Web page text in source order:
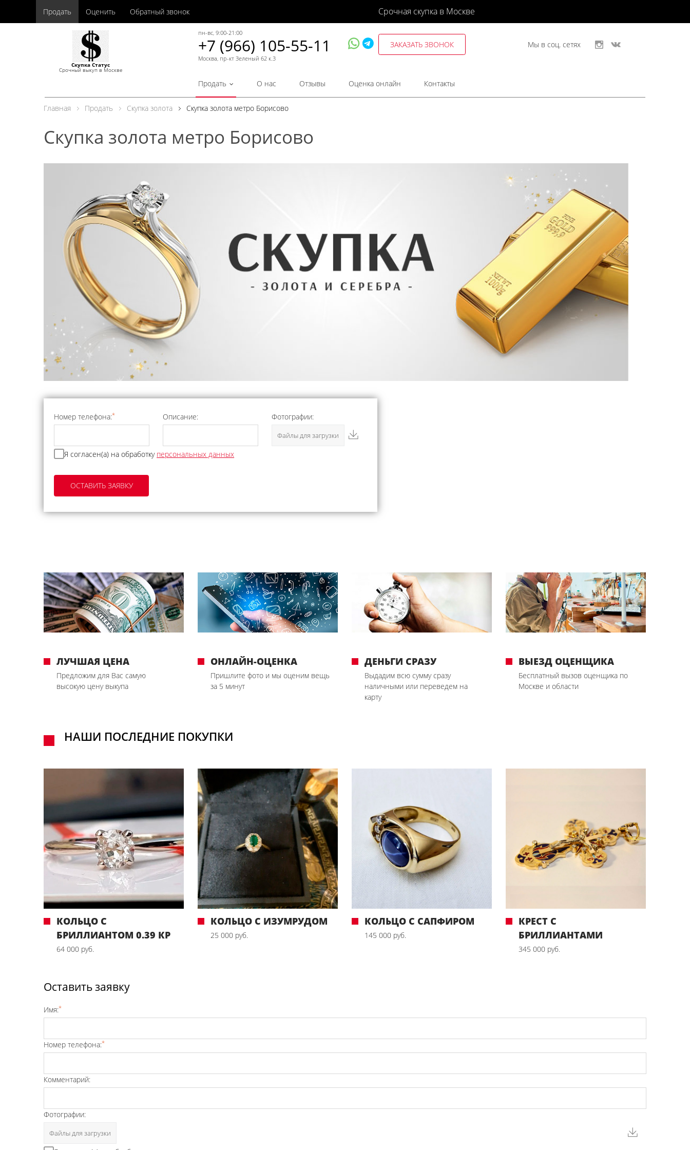
Продать Оценить Обратный звонок Срочная скупка в Москве
Скупка Статус
Срочный выкуп в Москве
пн-вс, 9:00-21:00
+7 (966) 105-55-11
Москва, пр-кт Зеленый 62 к.3
ЗАКАЗАТЬ ЗВОНОК Мы в соц. сетях
Продать О нас Отзывы Оценка онлайн Контакты
Главная Продать Скупка золота Скупка золота метро Борисово
Скупка золота метро Борисово
Номер телефона:* Описание: Фотографии:
Файлы для загрузки
Я согласен(а) на обработку персональных данных
ЛУЧШАЯ ЦЕНА
Предложим для Вас самую
высокую цену выкупа
ОНЛАЙН-ОЦЕНКА
Пришлите фото и мы оценим вещь
за 5 минут
ДЕНЬГИ СРАЗУ
Выдадим всю сумму сразу
наличными или переведем на
карту
ВЫЕЗД ОЦЕНЩИКА
Бесплатный вызов оценщика по
Москве и области
НАШИ ПОСЛЕДНИЕ ПОКУПКИ
КОЛЬЦО С
БРИЛЛИАНТОМ 0.39 КР
64 000 руб.
КОЛЬЦО С ИЗУМРУДОМ
25 000 руб.
КОЛЬЦО С САПФИРОМ
145 000 руб.
КРЕСТ С
БРИЛЛИАНТАМИ
345 000 руб.
Оставить заявку
Имя:*
Номер телефона:*
Комментарий:
Фотографии:
Файлы для загрузки